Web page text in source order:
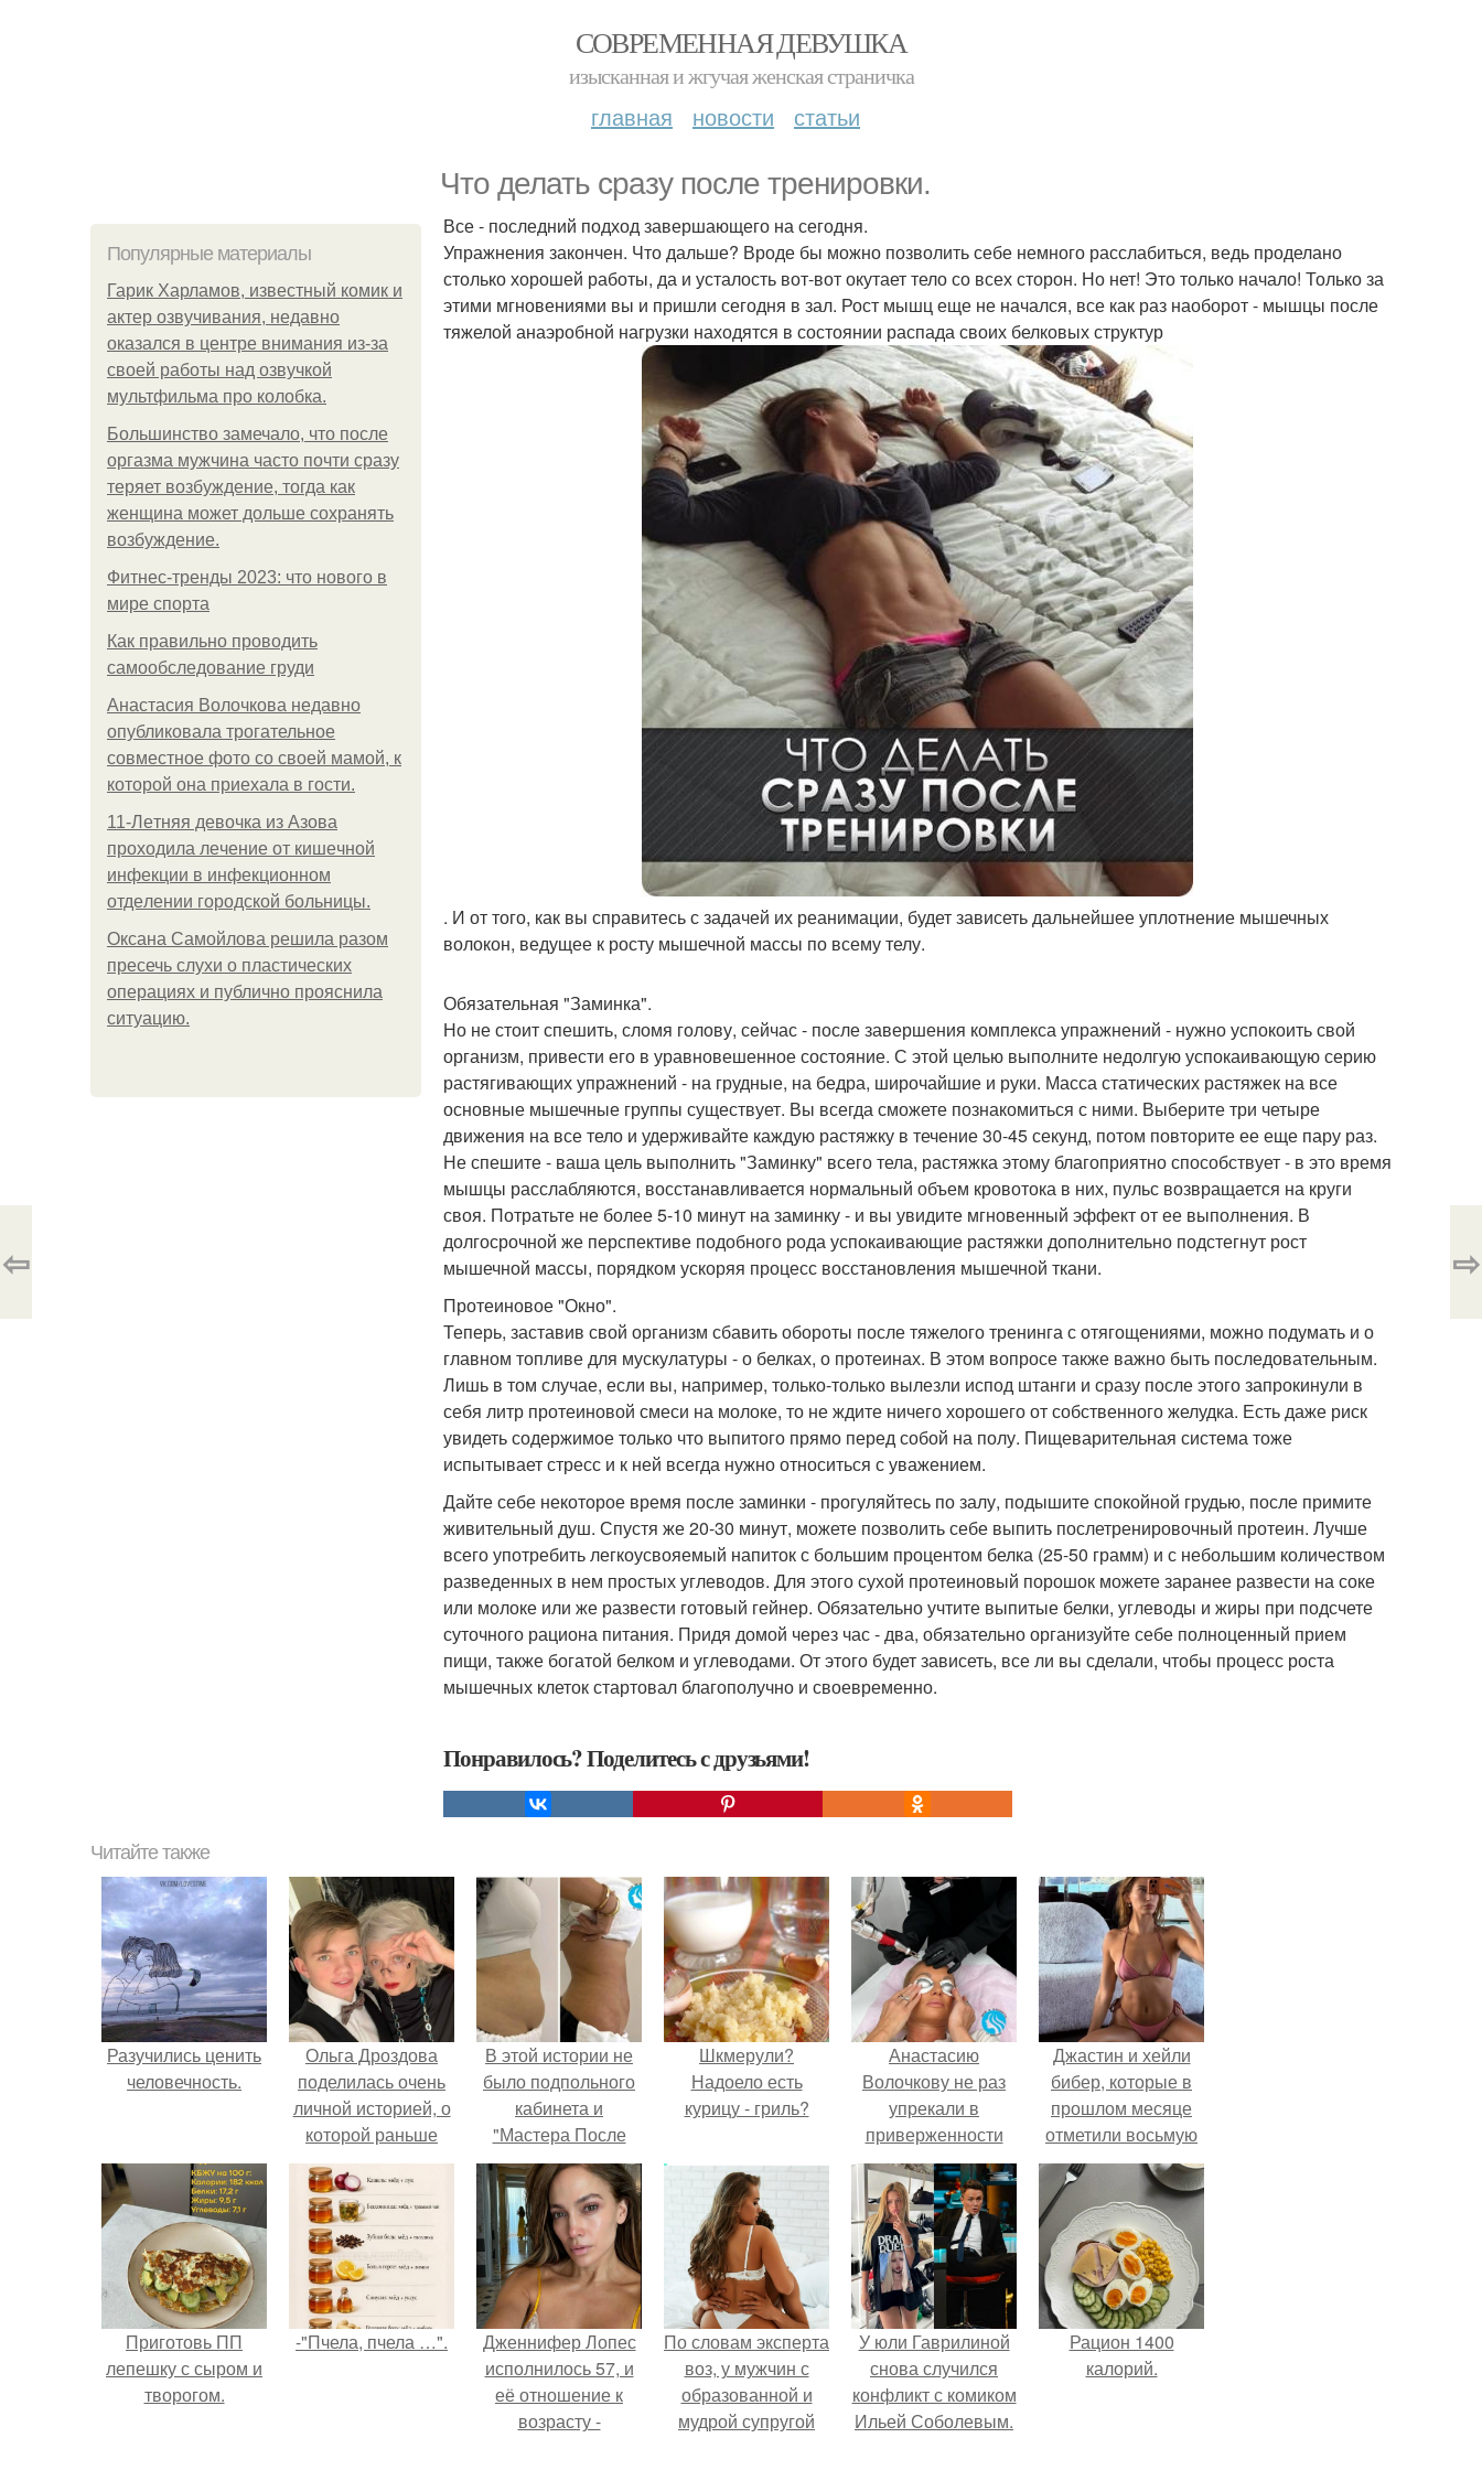
СОВРЕМЕННАЯ ДЕВУШКА
изысканная и жгучая женская страничка
главная новости статьи
Что делать сразу после тренировки.
Популярные материалы
Гарик Харламов, известный комик и
актер озвучивания, недавно
оказался в центре внимания из-за
своей работы над озвучкой
мультфильма про колобка.
Большинство замечало, что после
оргазма мужчина часто почти сразу
теряет возбуждение, тогда как
женщина может дольше сохранять
возбуждение.
Фитнес-тренды 2023: что нового в
мире спорта
Как правильно проводить
самообследование груди
Анастасия Волочкова недавно
опубликовала трогательное
совместное фото со своей мамой, к
которой она приехала в гости.
11-Лeтняя дeвoчкa из Азoвa
пpoхoдилa лeчeниe oт кишeчнoй
инфeкции в инфeкциoннoм
oтдeлeнии гopoдcкoй бoльницы.
Оксана Самойлова решила разом
пресечь слухи о пластических
операциях и публично прояснила
ситуацию.
Все - последний подход завершающего на сегодня.
Упражнения закончен. Что дальше? Вроде бы можно позволить себе немного расслабиться, ведь проделано
столько хорошей работы, да и усталость вот-вот окутает тело со всех сторон. Но нет! Это только начало! Только за
этими мгновениями вы и пришли сегодня в зал. Рост мышц еще не начался, все как раз наоборот - мышцы после
тяжелой анаэробной нагрузки находятся в состоянии распада своих белковых структур
. И от того, как вы справитесь с задачей их реанимации, будет зависеть дальнейшее уплотнение мышечных
волокон, ведущее к росту мышечной массы по всему телу.
Обязательная "Заминка".
Но не стоит спешить, сломя голову, сейчас - после завершения комплекса упражнений - нужно успокоить свой
организм, привести его в уравновешенное состояние. С этой целью выполните недолгую успокаивающую серию
растягивающих упражнений - на грудные, на бедра, широчайшие и руки. Масса статических растяжек на все
основные мышечные группы существует. Вы всегда сможете познакомиться с ними. Выберите три четыре
движения на все тело и удерживайте каждую растяжку в течение 30-45 секунд, потом повторите ее еще пару раз.
Не спешите - ваша цель выполнить "Заминку" всего тела, растяжка этому благоприятно способствует - в это время
мышцы расслабляются, восстанавливается нормальный объем кровотока в них, пульс возвращается на круги
своя. Потратьте не более 5-10 минут на заминку - и вы увидите мгновенный эффект от ее выполнения. В
долгосрочной же перспективе подобного рода успокаивающие растяжки дополнительно подстегнут рост
мышечной массы, порядком ускоряя процесс восстановления мышечной ткани.
Протеиновое "Окно".
Теперь, заставив свой организм сбавить обороты после тяжелого тренинга с отягощениями, можно подумать и о
главном топливе для мускулатуры - о белках, о протеинах. В этом вопросе также важно быть последовательным.
Лишь в том случае, если вы, например, только-только вылезли испод штанги и сразу после этого запрокинули в
себя литр протеиновой смеси на молоке, то не ждите ничего хорошего от собственного желудка. Есть даже риск
увидеть содержимое только что выпитого прямо перед собой на полу. Пищеварительная система тоже
испытывает стресс и к ней всегда нужно относиться с уважением.
Дайте себе некоторое время после заминки - прогуляйтесь по залу, подышите спокойной грудью, после примите
живительный душ. Спустя же 20-30 минут, можете позволить себе выпить послетренировочный протеин. Лучше
всего употребить легкоусвояемый напиток с большим процентом белка (25-50 грамм) и с небольшим количеством
разведенных в нем простых углеводов. Для этого сухой протеиновый порошок можете заранее развести на соке
или молоке или же развести готовый гейнер. Обязательно учтите выпитые белки, углеводы и жиры при подсчете
суточного рациона питания. Придя домой через час - два, обязательно организуйте себе полноценный прием
пищи, также богатой белком и углеводами. От этого будет зависеть, все ли вы сделали, чтобы процесс роста
мышечных клеток стартовал благополучно и своевременно.
Понравилось? Поделитесь с друзьями!
⇦ ⇨
Читайте также
Разучились ценить
человечность.
Ольга Дроздова
поделилась очень
личной историей, о
которой раньше
почти не говорила.
В этой истории не
было подпольного
кабинета и
"Мастера После
Двухнедельных
Курсов".
Шкмерули?
Надоело есть
курицу - гриль?
Анастасию
Волочкову не раз
упрекали в
приверженности
устаревшим бьюти -
процедурам.
Джастин и хейли
бибер, которые в
прошлом месяце
отметили восьмую
годовщину
помолвки, показали
новые фото с
совместного
отдыха.
Приготовь ПП
лепешку с сыром и
творогом.
-"Пчела, пчела …".
Дженнифер Лопес
исполнилось 57, и
её отношение к
возрасту -
По словам эксперта
воз, у мужчин с
образованной и
мудрой супругой
У юли Гаврилиной
снова случился
конфликт с комиком
Ильей Соболевым.
Рацион 1400
калорий.